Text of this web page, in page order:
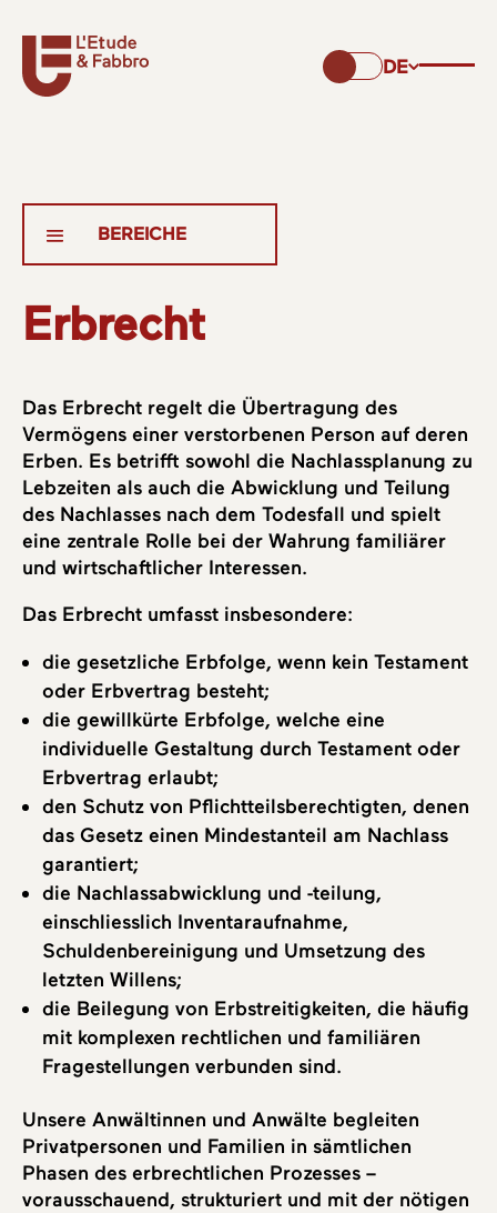
DE
Erbrecht
Das Erbrecht regelt die Übertragung des
Vermögens einer verstorbenen Person auf deren
Erben. Es betrifft sowohl die Nachlassplanung zu
Lebzeiten als auch die Abwicklung und Teilung
des Nachlasses nach dem Todesfall und spielt
eine zentrale Rolle bei der Wahrung familiärer
und wirtschaftlicher Interessen.
Das Erbrecht umfasst insbesondere:
die gesetzliche Erbfolge, wenn kein Testament
oder Erbvertrag besteht;
die gewillkürte Erbfolge, welche eine
individuelle Gestaltung durch Testament oder
Erbvertrag erlaubt;
den Schutz von Pflichtteilsberechtigten, denen
das Gesetz einen Mindestanteil am Nachlass
garantiert;
die Nachlassabwicklung und -teilung,
einschliesslich Inventaraufnahme,
Schuldenbereinigung und Umsetzung des
letzten Willens;
die Beilegung von Erbstreitigkeiten, die häufig
mit komplexen rechtlichen und familiären
Fragestellungen verbunden sind.
Unsere Anwältinnen und Anwälte begleiten
Privatpersonen und Familien in sämtlichen
Phasen des erbrechtlichen Prozesses –
vorausschauend, strukturiert und mit der nötigen